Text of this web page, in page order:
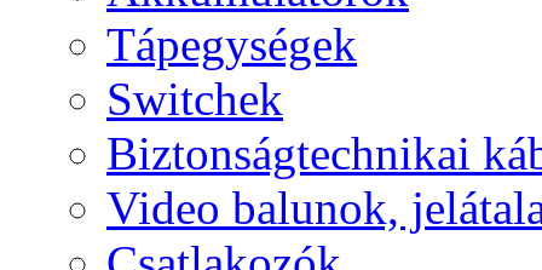
Tápegységek
Switchek
Biztonságtechnikai
Video balunok,